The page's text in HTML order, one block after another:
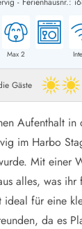
Max 2
Gäste
Aufenthalt in
im Harbo
Mit einer
alles, was
ideal für eine
da es